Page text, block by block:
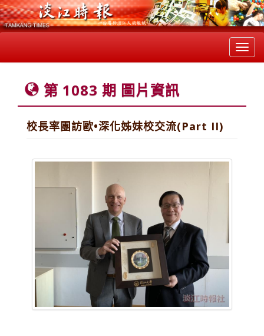
第 1083 期 圖片資訊
校長率團訪歐•深化姊妹校交流(Part II)